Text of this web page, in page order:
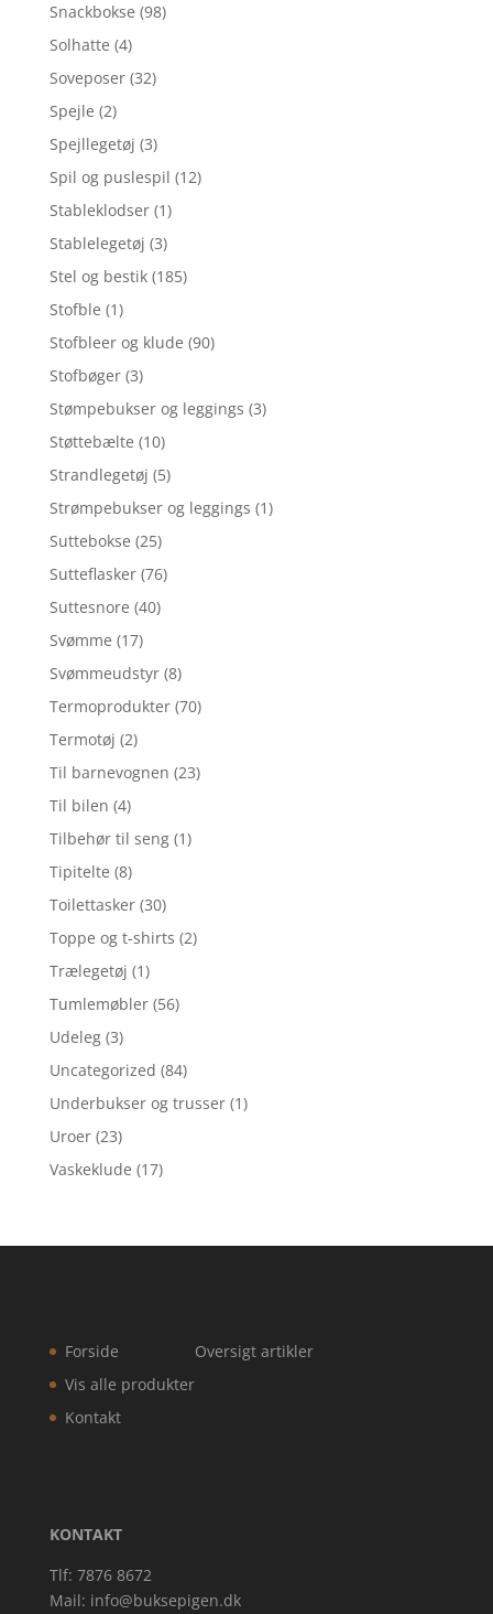
Snackbokse (98)
Solhatte (4)
Soveposer (32)
Spejle (2)
Spejllegetøj (3)
Spil og puslespil (12)
Stableklodser (1)
Stablelegetøj (3)
Stel og bestik (185)
Stofble (1)
Stofbleer og klude (90)
Stofbøger (3)
Stømpebukser og leggings (3)
Støttebælte (10)
Strandlegetøj (5)
Strømpebukser og leggings (1)
Suttebokse (25)
Sutteflasker (76)
Suttesnore (40)
Svømme (17)
Svømmeudstyr (8)
Termoprodukter (70)
Termotøj (2)
Til barnevognen (23)
Til bilen (4)
Tilbehør til seng (1)
Tipitelte (8)
Toilettasker (30)
Toppe og t-shirts (2)
Trælegetøj (1)
Tumlemøbler (56)
Udeleg (3)
Uncategorized (84)
Underbukser og trusser (1)
Uroer (23)
Vaskeklude (17)
Forside
Vis alle produkter
Kontakt
Oversigt artikler
KONTAKT
Tlf: 7876 8672
Mail: info@buksepigen.dk